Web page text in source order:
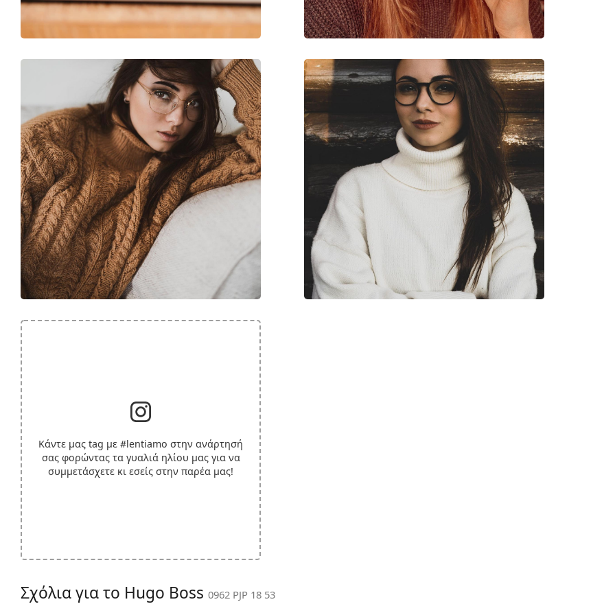
Μάρκα:
Hugo Boss
Κωδικός Προϊόντος / Μοντέλο:
0962 PJP 18 53
Κάντε μας tag με #lentiamo στην ανάρτησή
σας φορώντας τα γυαλιά ηλίου μας για να
συμμετάσχετε κι εσείς στην παρέα μας!
Σχόλια για το Hugo Boss 0962 PJP 18 53